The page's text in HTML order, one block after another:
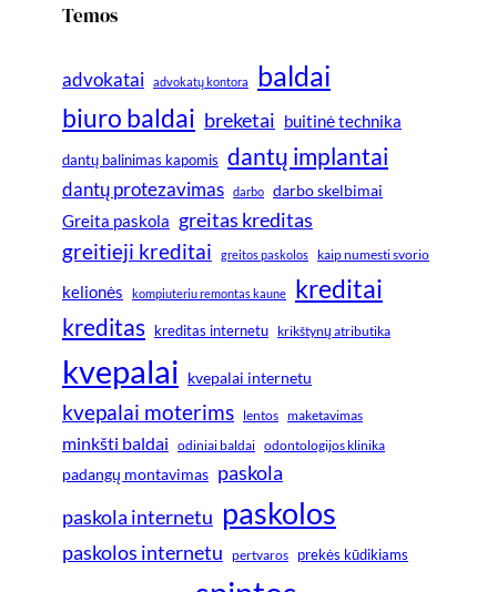
Temos
advokatai advokatų kontora baldai
biuro baldai breketai buitinė technika
dantų balinimas kapomis dantų implantai
dantų protezavimas darbo darbo skelbimai
Greita paskola greitas kreditas
greitieji kreditai greitos paskolos kaip numesti svorio
kelionės kompiuteriu remontas kaune kreditai
kreditas kreditas internetu krikštynų atributika
kvepalai kvepalai internetu
kvepalai moterims lentos maketavimas
minkšti baldai odiniai baldai odontologijos klinika
padangų montavimas paskola
paskola internetu paskolos
paskolos internetu pertvaros prekės kūdikiams